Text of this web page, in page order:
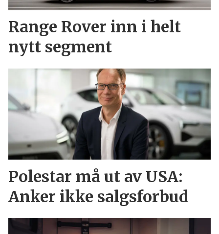
Range Rover inn i helt
nytt segment
Polestar må ut av USA:
Anker ikke salgsforbud